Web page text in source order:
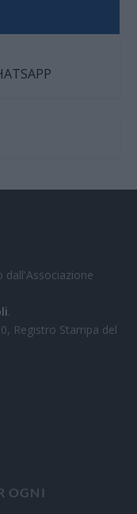
.
Registro Stampa del
OGNI